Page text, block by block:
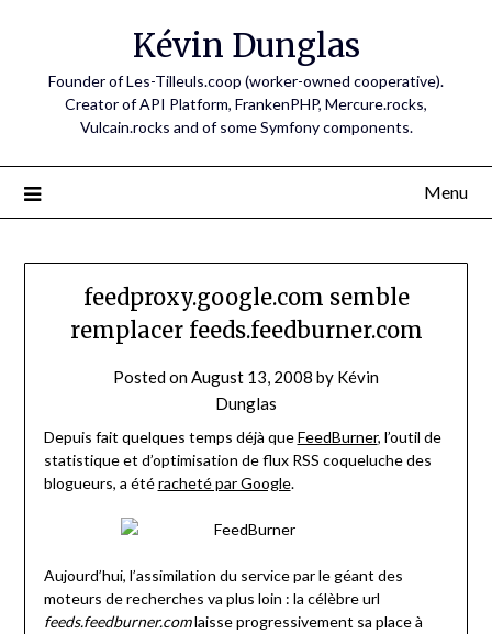
Kévin Dunglas
Founder of Les-Tilleuls.coop (worker-owned cooperative).
Creator of API Platform, FrankenPHP, Mercure.rocks,
Vulcain.rocks and of some Symfony components.
Menu
feedproxy.google.com semble
remplacer feeds.feedburner.com
Posted onAugust 13, 2008 by Kévin
Dunglas
Depuis fait quelques temps déjà queFeedBurner, l’outil de
statistique et d’optimisation de flux RSS coqueluche des
blogueurs, a étéracheté par Google.
Aujourd’hui, l’assimilation du service par le géant des
moteurs de recherches va plus loin : la célèbre url
feeds.feedburner.comlaisse progressivement sa place à